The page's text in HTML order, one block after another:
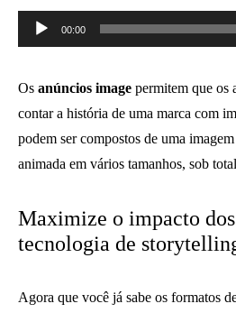
00:00
Os anúncios image permitem que os
contar a história de uma marca com
podem ser compostos de uma
animada em vários tamanhos, sob
Maximize o impacto
tecnologia de
Agora que você já sabe os formatos